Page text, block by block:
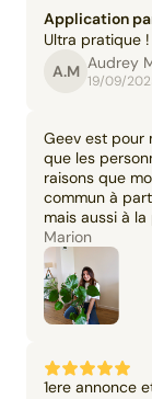
Application
Ultra pratique
A.M Audrey
19/09/
Geev est pour
que les
raisons que
commun à
mais aussi à
Marion
1ere annonce